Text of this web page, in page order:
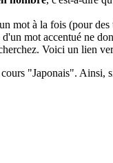
mot à la fois (pour
mot accentué ne
Voici un lien
"Japonais".